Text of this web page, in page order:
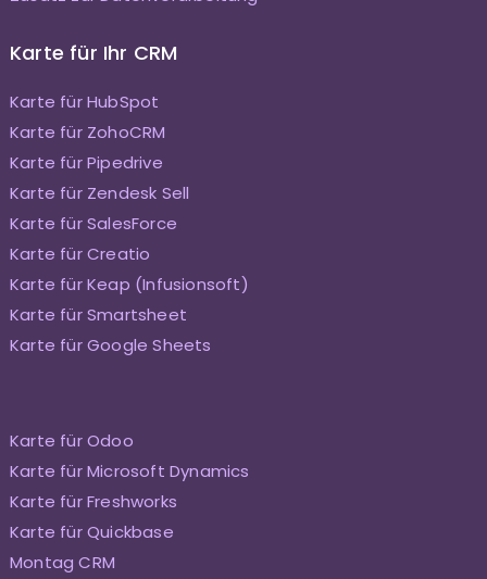
Karte für Ihr CRM
Karte für HubSpot
Karte für ZohoCRM
Karte für Pipedrive
Karte für Zendesk Sell
Karte für SalesForce
Karte für Creatio
Karte für Keap (Infusionsoft)
Karte für Smartsheet
Karte für Google Sheets
Karte für Odoo
Karte für Microsoft Dynamics
Karte für Freshworks
Karte für Quickbase
Montag CRM